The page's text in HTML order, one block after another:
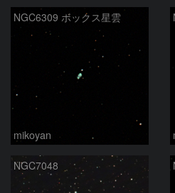
NGC6309 ボックス星雲
mikoyan
NGC7048